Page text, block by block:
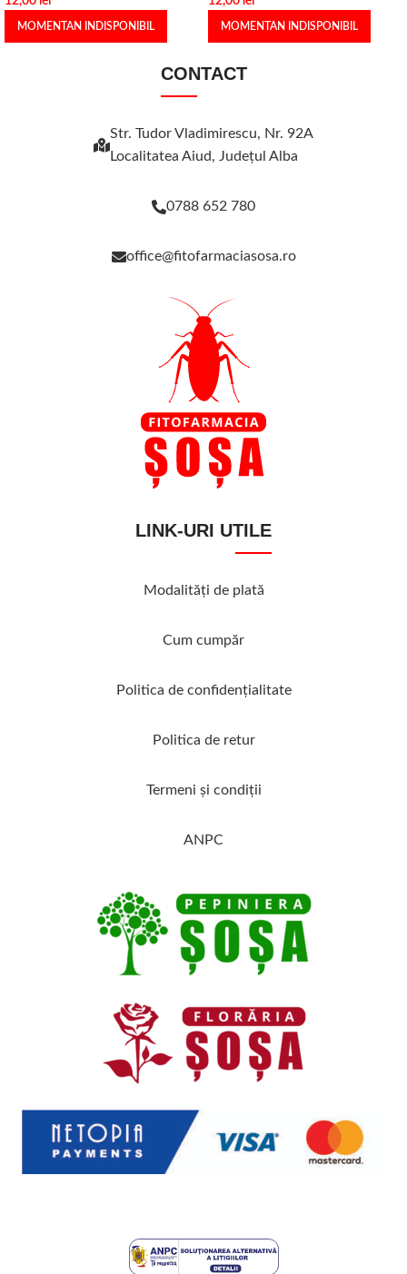
MOMENTAN INDISPONIBIL MOMENTAN INDISPONIBIL
CONTACT
Str. Tudor Vladimirescu, Nr. 92A
Localitatea Aiud, Judeţul Alba
0788 652 780
office@fitofarmaciasosa.ro
LINK-URI UTILE
Modalităţi de plată
Cum cumpăr
Politica de confidenţialitate
Politica de retur
Termeni şi condiţii
ANPC